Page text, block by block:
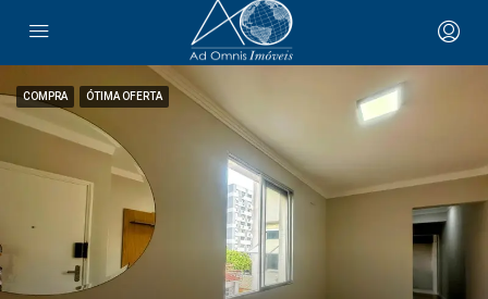
COMPRA ÓTIMA OFERTA